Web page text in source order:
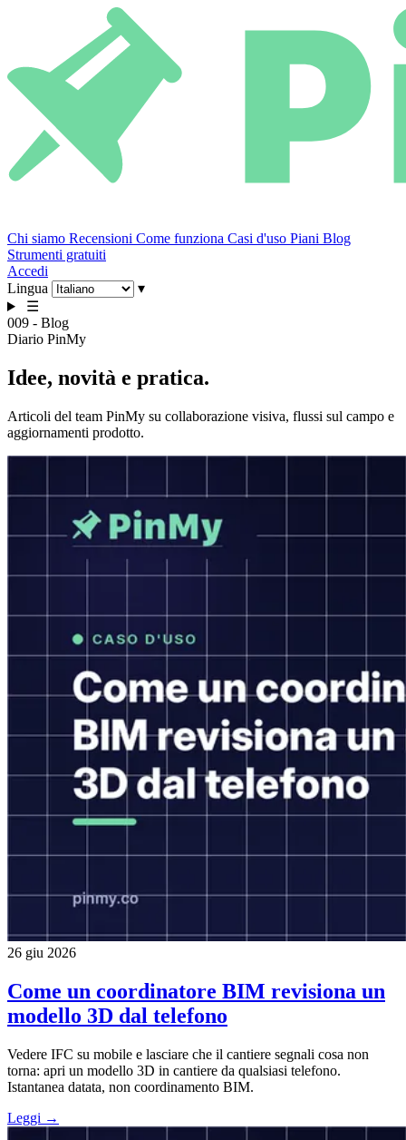
Chi siamo Recensioni Come funziona Casi d'uso Piani Blog
Strumenti gratuiti
Accedi
Lingua
▾
☰
009 - Blog
Diario PinMy
Idee, novità e pratica.
Articoli del team PinMy su collaborazione visiva, flussi sul campo e
aggiornamenti prodotto.
26 giu 2026
Come un coordinatore BIM revisiona un
modello 3D dal telefono
Vedere IFC su mobile e lasciare che il cantiere segnali cosa non
torna: apri un modello 3D in cantiere da qualsiasi telefono.
Istantanea datata, non coordinamento BIM.
Leggi →